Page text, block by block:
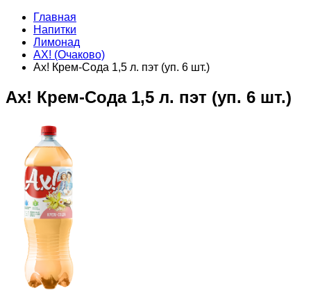
Главная
Напитки
Лимонад
АХ! (Очаково)
Ах! Крем-Сода 1,5 л. пэт (уп. 6 шт.)
Ах! Крем-Сода 1,5 л. пэт (уп. 6 шт.)